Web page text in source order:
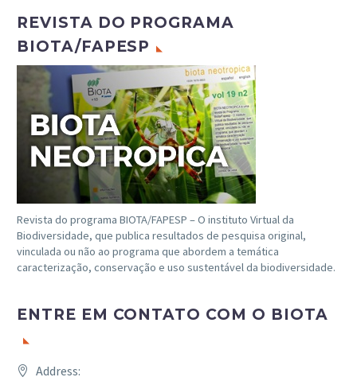
REVISTA DO PROGRAMA
BIOTA/FAPESP
Revista do programa BIOTA/FAPESP – O instituto Virtual da
Biodiversidade, que publica resultados de pesquisa original,
vinculada ou não ao programa que abordem a temática
caracterização, conservação e uso sustentável da biodiversidade.
ENTRE EM CONTATO COM O BIOTA
Address: